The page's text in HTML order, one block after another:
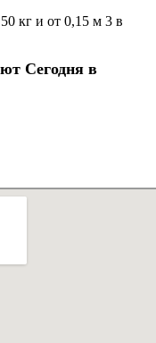
кг и от 0,15 м 3 в
Сегодня в